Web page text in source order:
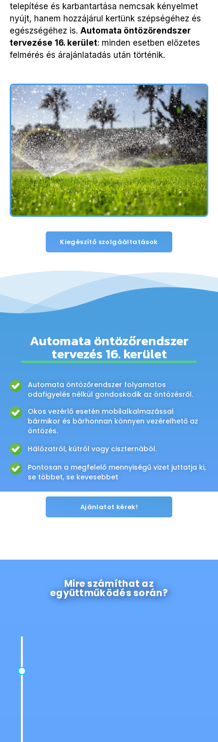
telepítése és karbantartása nemcsak kényelmet
nyújt, hanem hozzájárul kertünk szépségéhez és
egészségéhez is. Automata öntözőrendszer
tervezése 16. kerület: minden esetben előzetes
felmérés és árajánlatadás után történik.
Kiegészítő szolgááltatások
Automata öntözőrendszer
tervezés 16. kerület
Automata öntözőrendszer folyamatos
odafigyelés nélkül gondoskodik az öntözésről.
Okos vezérlő esetén mobilalkalmazással
bármikor és bárhonnan könnyen vezérelhető az
öntözés.
Hálózatról, kútról vagy ciszternából.
Pontosan a megfelelő mennyiségű vizet juttatja ki,
se többet, se kevesebbet
Ajánlatot kérek!
Mire számíthat az
együttműködés során?